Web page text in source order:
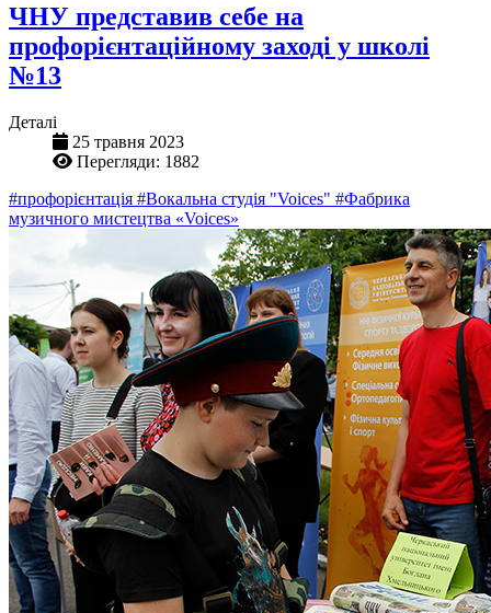
ЧНУ представив себе на
профорієнтаційному заході у школі
№13
Деталі
25 травня 2023
Перегляди: 1882
#профорієнтація #Вокальна студія "Voices" #Фабрика
музичного мистецтва «Voices»